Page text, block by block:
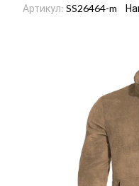
Артикул: SS26464-m